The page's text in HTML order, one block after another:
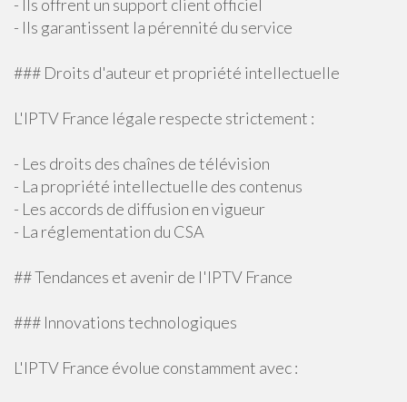
- Ils offrent un support client officiel
- Ils garantissent la pérennité du service
### Droits d'auteur et propriété intellectuelle
L'IPTV France légale respecte strictement :
- Les droits des chaînes de télévision
- La propriété intellectuelle des contenus
- Les accords de diffusion en vigueur
- La réglementation du CSA
## Tendances et avenir de l'IPTV France
### Innovations technologiques
L'IPTV France évolue constamment avec :